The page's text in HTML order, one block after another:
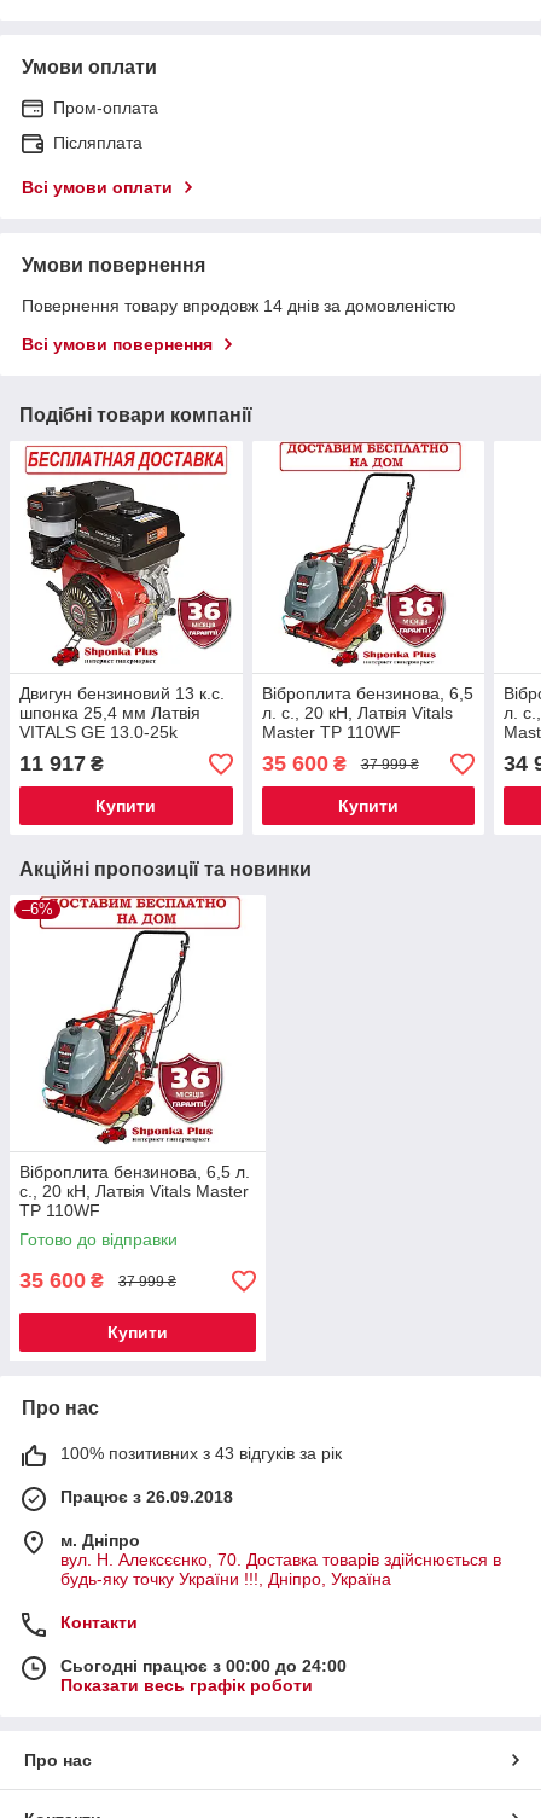
Умови оплати
Пром-оплата
Післяплата
Всі умови оплати
Умови повернення
Повернення товару впродовж 14 днів за домовленістю
Всі умови повернення
Подібні товари компанії
Двигун бензиновий 13 к.с.
шпонка 25,4 мм Латвія
VITALS GE 13.0-25k
11 917 ₴
Купити
Віброплита бензинова, 6,5
л. с., 20 кН, Латвія Vitals
Master TP 110WF
35 600₴ 37 999 ₴
Купити
л.
34
Акційні пропозиції та новинки
–6%
Віброплита бензинова, 6,5 л.
с., 20 кН, Латвія Vitals Master
TP 110WF
Готово до відправки
35 600 ₴ 37 999 ₴
Купити
Про нас
100% позитивних з 43 відгуків за рік
Працює з 26.09.2018
м. Дніпро
вул. Н. Алексєєнко, 70. Доставка товарів здійснюється в
будь-яку точку України !!!, Дніпро, Україна
Контакти
Сьогодні працює з 00:00 до 24:00
Показати весь графік роботи
Про нас